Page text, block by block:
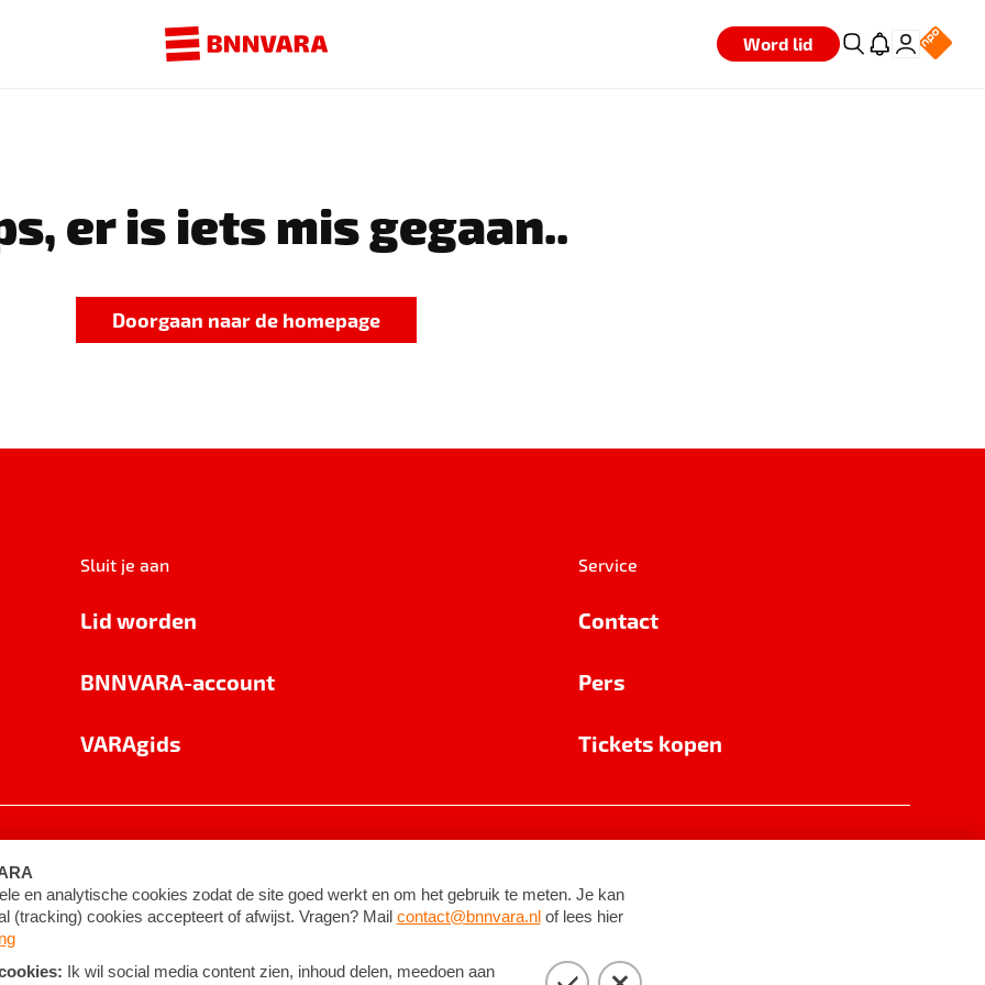
Word lid
er is iets mis gegaan..
Doorgaan naar de homepage
Sluit je aan
Lid worden
BNNVARA-account
VARAgids
Service
Contact
Pers
Tickets kopen
©2026BNNVARA